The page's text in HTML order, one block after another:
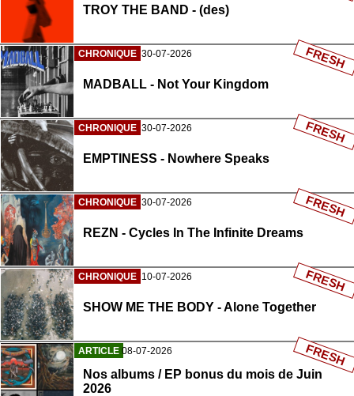
TROY THE BAND - (des)
CHRONIQUE 30-07-2026
MADBALL - Not Your Kingdom
FRESH
CHRONIQUE 30-07-2026
EMPTINESS - Nowhere Speaks
FRESH
CHRONIQUE 30-07-2026
REZN - Cycles In The Infinite Dreams
FRESH
CHRONIQUE 10-07-2026
SHOW ME THE BODY - Alone Together
FRESH
ARTICLE 08-07-2026
Nos albums / EP bonus du mois de Juin
2026
FRESH